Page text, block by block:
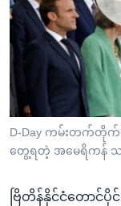
အ
ညွန်း
စာမျက်နှာ
သို့
ကျော်
ကြည့်
ရန်
ရန်
ရုပ်ရှင်ထဲက အင်္ဂလိ
သုတပဒေသာ အင်္ဂလိ
တီဗွီ
ရေဒီယို/တီဗွီအစီအ
Learning English
ဗွီအိုအေ လူမှုကွန်ယက်မ
D-Day ကမ်းတက်တိုက်
တွေ့ရတဲ့ အမေရိကန် သမ္မ
ဗြိတိန်နိုင်ငံတောင်ပို